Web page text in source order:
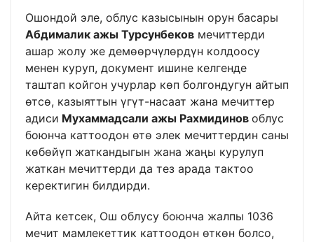
Ошондой эле, облус казысынын орун басары
Абдималик ажы Турсунбеков мечиттерди
ашар жолу же демөөрчүлөрдүн колдоосу
менен куруп, документ ишине келгенде
таштап койгон учурлар көп болгондугун айтып
өтсө, казыяттын үгүт-насаат жана мечиттер
адиси Мухаммадсали ажы Рахмидинов облус
боюнча каттоодон өтө элек мечиттердин саны
көбөйүп жаткандыгын жана жаңы курулуп
жаткан мечиттерди да тез арада тактоо
керектигин билдирди.
Айта кетсек, Ош облусу боюнча жалпы 1036
мечит мамлекеттик каттоодон өткөн болсо,